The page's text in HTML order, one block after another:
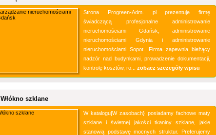
Strona Progreen-Adm. pl prezentuje firmę
świadczącą profesjonalne administrowanie
nieruchomościami Gdańsk, administrowanie
nieruchomościami Gdynia i administrowanie
nieruchomościami Sopot. Firma zapewnia bieżący
nadzór nad budynkami, prowadzenie dokumentacji,
kontrolę kosztów, ro... zobacz szczegóły wpisu
Włókno szklane
W katalogu|W zasobach} posiadamy fachowe maty
szklane i świetnej jakości tkaniny szklane, jakie
stanowią podstawę mocnych struktur. Preferujemy